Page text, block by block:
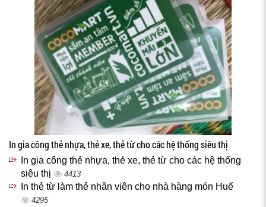
In gia công thẻ nhựa, thẻ xe, thẻ từ cho các hệ thống siêu thị
In gia công thẻ nhựa, thẻ xe, thẻ từ cho các hệ thống
siêu thị
4413
In thẻ từ làm thẻ nhân viên cho nhà hàng món Huế
4295